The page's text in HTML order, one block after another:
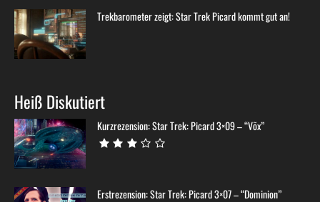
Trekbarometer zeigt: Star Trek Picard kommt gut an!
Heiß Diskutiert
Kurzrezension: Star Trek: Picard 3×09 – “Võx”
Erstrezension: Star Trek: Picard 3×07 – “Dominion”